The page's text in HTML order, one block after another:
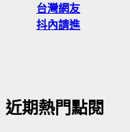
台灣網友
抖內請進
近期熱門點閱